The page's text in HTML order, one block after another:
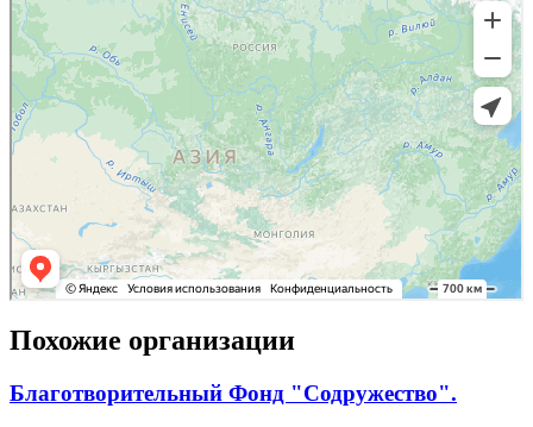
Похожие организации
Благотворительный Фонд "Содружество".